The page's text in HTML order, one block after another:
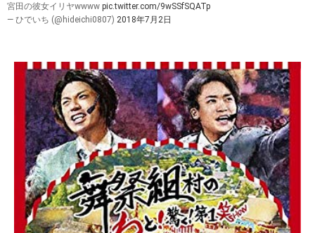
宮田の彼女イリヤwwww pic.twitter.com/9wSSfSQATp
— ひでいち (@hideichi0807) 2018年7月2日